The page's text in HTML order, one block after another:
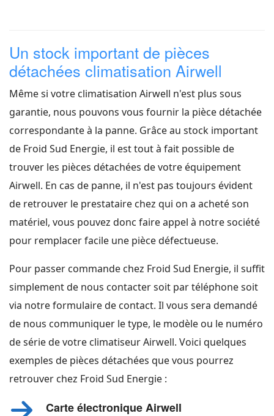
Un stock important de pièces
détachées climatisation Airwell
Même si votre climatisation Airwell n'est plus sous
garantie, nous pouvons vous fournir la pièce détachée
correspondante à la panne. Grâce au stock important
de Froid Sud Energie, il est tout à fait possible de
trouver les pièces détachées de votre équipement
Airwell. En cas de panne, il n'est pas toujours évident
de retrouver le prestataire chez qui on a acheté son
matériel, vous pouvez donc faire appel à notre société
pour remplacer facile une pièce défectueuse.
Pour passer commande chez Froid Sud Energie, il suffit
simplement de nous contacter soit par téléphone soit
via notre formulaire de contact. Il vous sera demandé
de nous communiquer le type, le modèle ou le numéro
de série de votre climatiseur Airwell. Voici quelques
exemples de pièces détachées que vous pourrez
retrouver chez Froid Sud Energie :
Carte électronique Airwell